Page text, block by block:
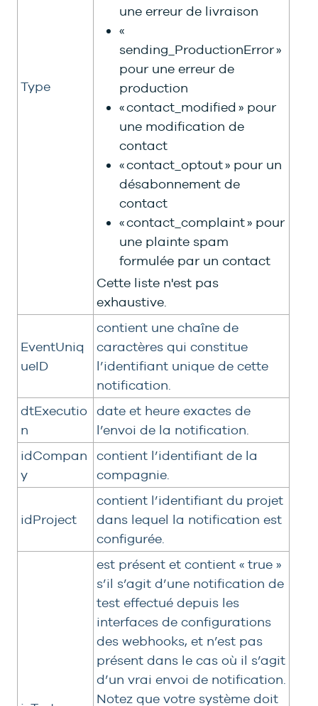
Type
une erreur de livraison
«
sending_ProductionError »
pour une erreur de
production
« contact_modified » pour
une modification de
contact
« contact_optout » pour un
désabonnement de
contact
« contact_complaint » pour
une plainte spam
formulée par un contact
Cette liste n'est pas
exhaustive.
EventUniq
ueID
contient une chaîne de
caractères qui constitue
l’identifiant unique de cette
notification.
dtExecutio
n
date et heure exactes de
l’envoi de la notification.
idCompan
y
contient l’identifiant de la
compagnie.
idProject
contient l’identifiant du projet
dans lequel la notification est
configurée.
est présent et contient « true »
s’il s’agit d’une notification de
test effectué depuis les
interfaces de configurations
des webhooks, et n’est pas
présent dans le cas où il s’agit
d’un vrai envoi de notification.
Notez que votre système doit